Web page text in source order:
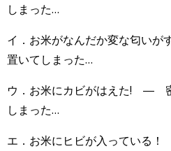
しまった…
イ．お米がなんだか変な匂い
置いてしまった…
ウ．お米にカビがはえた! ―
しまった…
エ．お米にヒビが入っている